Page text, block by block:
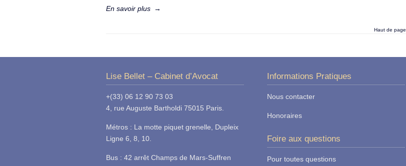
En savoir plus →
Haut de page
Lise Bellet – Cabinet d’Avocat
+(33) 06 12 90 73 03
4, rue Auguste Bartholdi 75015 Paris.
Métros : La motte piquet grenelle, Dupleix
Ligne 6, 8, 10.
Bus : 42 arrêt Champs de Mars-Suffren
Informations Pratiques
Nous contacter
Honoraires
Foire aux questions
Pour toutes questions